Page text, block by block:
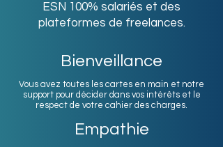
ESN 100% salariés et des
plateformes de freelances.
Bienveillance
Vous avez toutes les cartes en main et notre
support pour décider dans vos intérêts et le
respect de votre cahier des charges.
Empathie